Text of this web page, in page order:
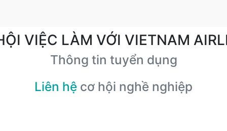
VIỆC LÀM VỚI VIETNAM
Thông tin tuyển dụng
Liên hệ cơ hội nghề nghiệp